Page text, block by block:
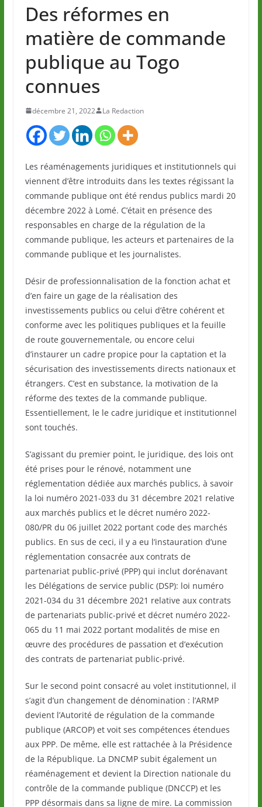
Des réformes en
matière de commande
publique au Togo
connues
décembre 21, 2022 La Redaction
Les réaménagements juridiques et institutionnels qui
viennent d’être introduits dans les textes régissant la
commande publique ont été rendus publics mardi 20
décembre 2022 à Lomé. C’était en présence des
responsables en charge de la régulation de la
commande publique, les acteurs et partenaires de la
commande publique et les journalistes.
Désir de professionnalisation de la fonction achat et
d’en faire un gage de la réalisation des
investissements publics ou celui d’être cohérent et
conforme avec les politiques publiques et la feuille
de route gouvernementale, ou encore celui
d’instaurer un cadre propice pour la captation et la
sécurisation des investissements directs nationaux et
étrangers. C’est en substance, la motivation de la
réforme des textes de la commande publique.
Essentiellement, le le cadre juridique et institutionnel
sont touchés.
S’agissant du premier point, le juridique, des lois ont
été prises pour le rénové, notamment une
réglementation dédiée aux marchés publics, à savoir
la loi numéro 2021-033 du 31 décembre 2021 relative
aux marchés publics et le décret numéro 2022-
080/PR du 06 juillet 2022 portant code des marchés
publics. En sus de ceci, il y a eu l’instauration d’une
réglementation consacrée aux contrats de
partenariat public-privé (PPP) qui inclut dorénavant
les Délégations de service public (DSP): loi numéro
2021-034 du 31 décembre 2021 relative aux contrats
de partenariats public-privé et décret numéro 2022-
065 du 11 mai 2022 portant modalités de mise en
œuvre des procédures de passation et d’exécution
des contrats de partenariat public-privé.
Sur le second point consacré au volet institutionnel, il
s’agit d’un changement de dénomination : l’ARMP
devient l’Autorité de régulation de la commande
publique (ARCOP) et voit ses compétences étendues
aux PPP. De même, elle est rattachée à la Présidence
de la République. La DNCMP subit également un
réaménagement et devient la Direction nationale du
contrôle de la commande publique (DNCCP) et les
PPP désormais dans sa ligne de mire. La commission